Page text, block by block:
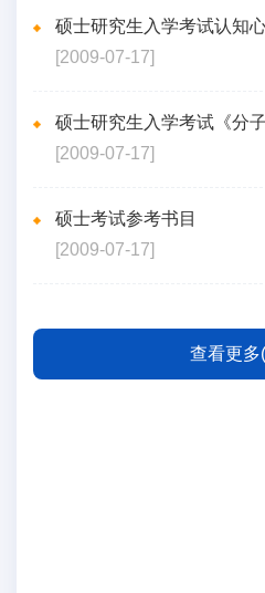
硕士研究生入学考试认知
[2009-07-17]
硕士研究生入学考试《分
[2009-07-17]
硕士考试参考书目
[2009-07-17]
查看更多